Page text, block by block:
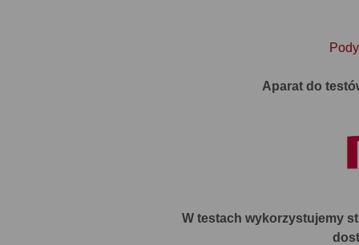
Aparat do
W testach wykorzystujemy